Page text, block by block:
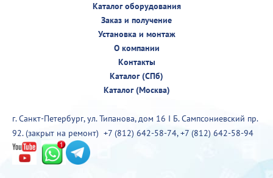
Каталог оборудования
Заказ и получение
Установка и монтаж
О компании
Контакты
Каталог (СПб)
Каталог (Москва)
г. Санкт-Петербург, ул. Типанова, дом 16 I Б. Сампсониевский пр.
92. (закрыт на ремонт) +7 (812) 642-58-74,+7 (812) 642-58-94